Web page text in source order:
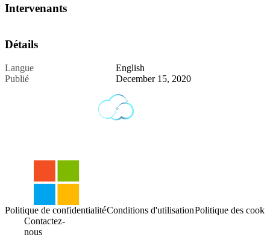
Intervenants
Détails
Langue
English
Publié
December 15, 2020
Contactez-
nous
Politique de confidentialitéConditions d'utilisationPolitique des